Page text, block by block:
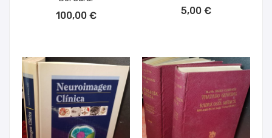
100,00 € 5,00 €